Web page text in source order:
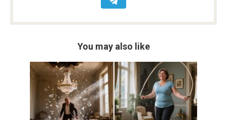
You may also like